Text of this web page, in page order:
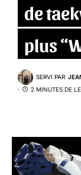
de
plus
SERVI PAR
2 MINUTES DE